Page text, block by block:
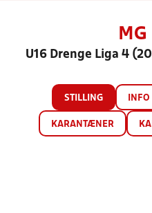
U16 Drenge Liga 4
STILLING INFO
KARANTÆNER